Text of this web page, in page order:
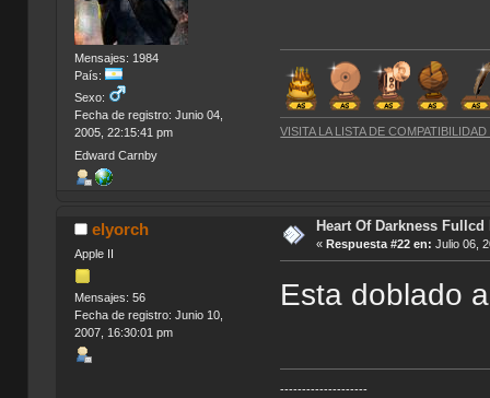
Mensajes: 1984
País:
Sexo:
Fecha de registro: Junio 04,
2005, 22:15:41 pm
Edward Carnby
VISITA LA LISTA DE
elyorch
Apple II
Mensajes: 56
Fecha de registro: Junio 10,
2007, 16:30:01 pm
Heart Of Darkness Fullcd
« Respuesta #22 en: Julio 06,
Esta doblado
--------------------